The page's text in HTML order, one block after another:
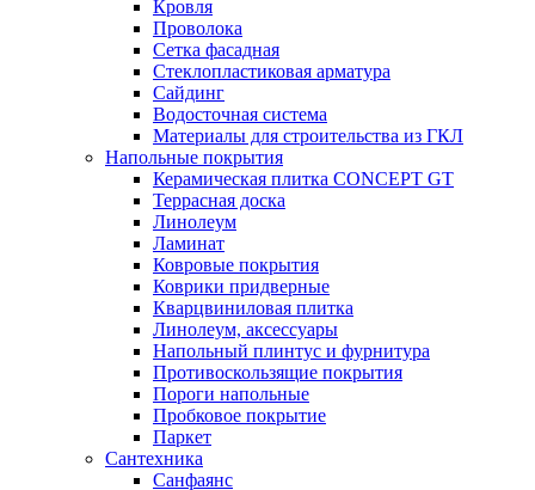
Кровля
Проволока
Сетка фасадная
Стеклопластиковая арматура
Сайдинг
Водосточная система
Материалы для строительства из ГКЛ
Напольные покрытия
Керамическая плитка CONCEPT GT
Террасная доска
Линолеум
Ламинат
Ковровые покрытия
Коврики придверные
Кварцвиниловая плитка
Линолеум, аксессуары
Напольный плинтус и фурнитура
Противоскользящие покрытия
Пороги напольные
Пробковое покрытие
Паркет
Сантехника
Санфаянс